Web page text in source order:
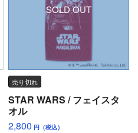
SOLD OUT
売り切れ
STAR WARS / フェイスタ
オル
2,800 円（税込）